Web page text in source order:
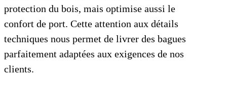
protection du bois, mais optimise aussi le
confort de port. Cette attention aux détails
techniques nous permet de livrer des bagues
parfaitement adaptées aux exigences de nos
clients.